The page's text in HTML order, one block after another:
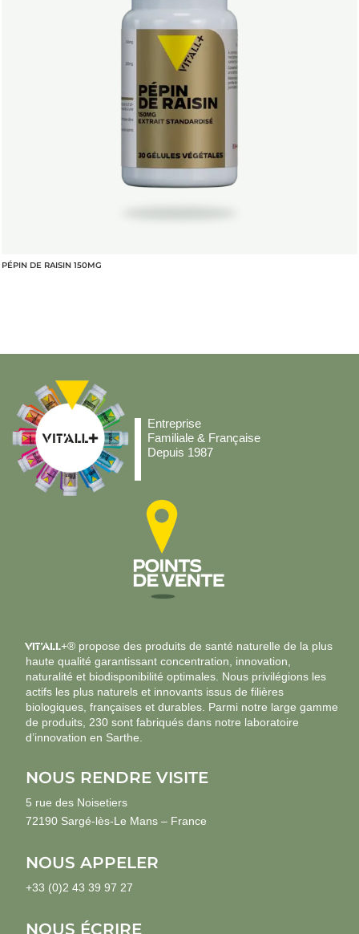
PÉPIN DE RAISIN 150MG
Entreprise
Familiale & Française
Depuis 1987
VIT’ALL+® propose des produits de santé naturelle de la plus
haute qualité garantissant concentration, innovation,
naturalité et biodisponibilité optimales. Nous privilégions les
actifs les plus naturels et innovants issus de filières
biologiques, françaises et durables. Parmi notre large gamme
de produits, 230 sont fabriqués dans notre laboratoire
d’innovation en Sarthe.
NOUS RENDRE VISITE
5 rue des Noisetiers
72190 Sargé-lès-Le Mans – France
NOUS APPELER
+33 (0)2 43 39 97 27
NOUS ÉCRIRE